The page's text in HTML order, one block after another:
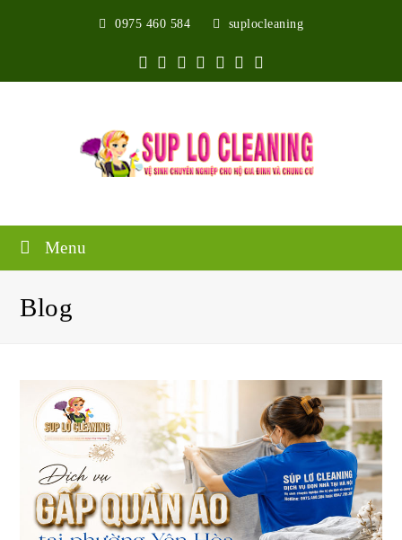
0975 460 584 suplocleaning
TwitterFacebook
Google
Plus
Pinterest
Instagram
Youtube
Menu
Blog